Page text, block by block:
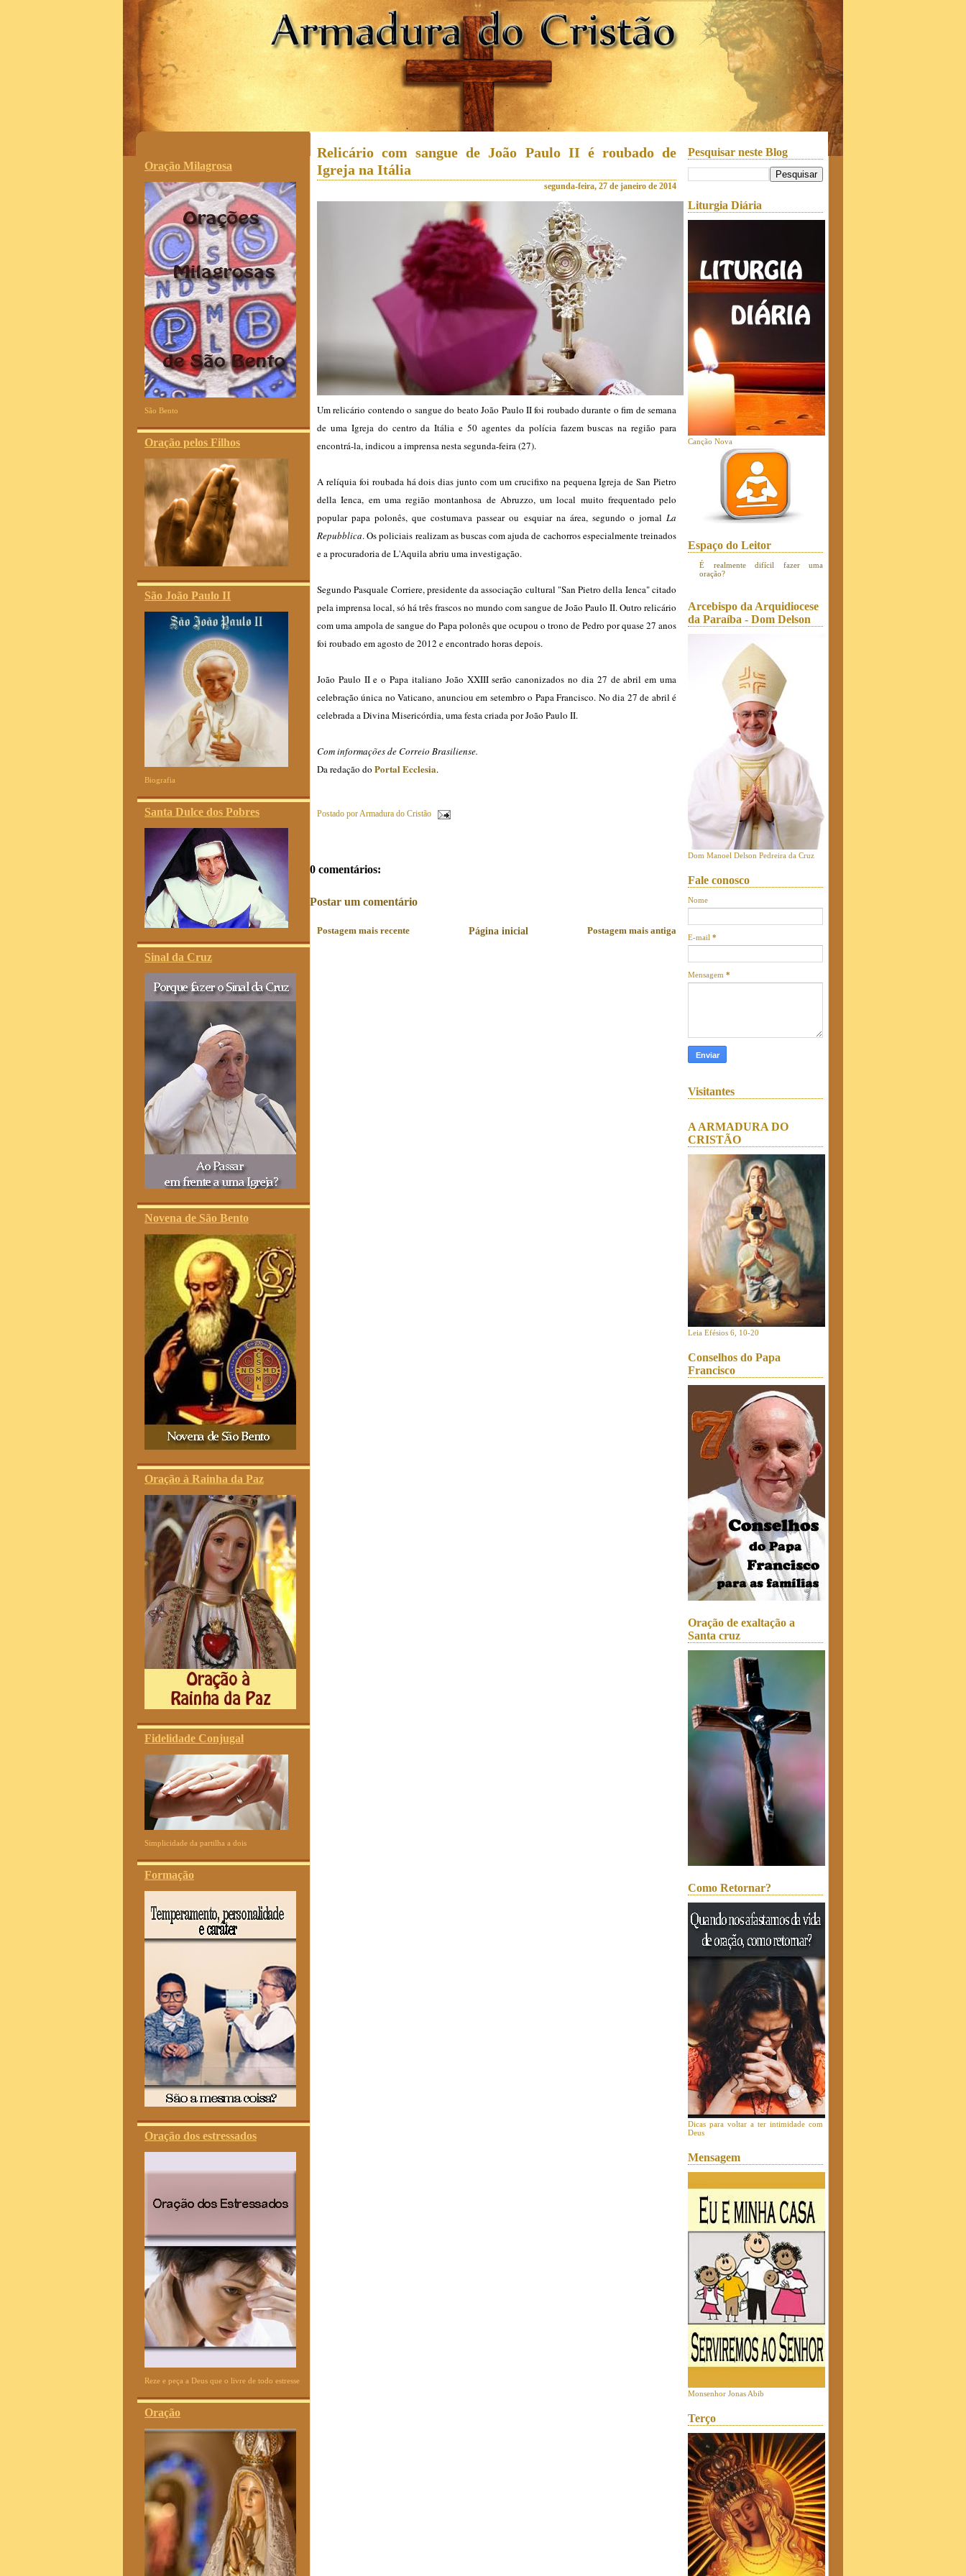
.
Oração Milagrosa
São Bento
Oração pelos Filhos
São João Paulo II
Biografia
Santa Dulce dos Pobres
Sinal da Cruz
Novena de São Bento
Oração à Rainha da Paz
Fidelidade Conjugal
Simplicidade da partilha a dois
Formação
Oração dos estressados
Reze e peça a Deus que o livre de todo estresse
Oração
Relicário com sangue de João Paulo II é roubado de
Igreja na Itália
segunda-feira, 27 de janeiro de 2014
Um relicário contendo o sangue do beato João Paulo II foi roubado durante o fim de semana
de uma Igreja do centro da Itália e 50 agentes da polícia fazem buscas na região para
encontrá-la, indicou a imprensa nesta segunda-feira (27).
A relíquia foi roubada há dois dias junto com um crucifixo na pequena Igreja de San Pietro
della Ienca, em uma região montanhosa de Abruzzo, um local muito frequentado pelo
popular papa polonês, que costumava passear ou esquiar na área, segundo o jornal La
Repubblica. Os policiais realizam as buscas com ajuda de cachorros especialmente treinados
e a procuradoria de L'Aquila abriu uma investigação.
Segundo Pasquale Corriere, presidente da associação cultural "San Pietro della Ienca" citado
pela imprensa local, só há três frascos no mundo com sangue de João Paulo II. Outro relicário
com uma ampola de sangue do Papa polonês que ocupou o trono de Pedro por quase 27 anos
foi roubado em agosto de 2012 e encontrado horas depois.
João Paulo II e o Papa italiano João XXIII serão canonizados no dia 27 de abril em uma
celebração única no Vaticano, anunciou em setembro o Papa Francisco. No dia 27 de abril é
celebrada a Divina Misericórdia, uma festa criada por João Paulo II.
Com informações de Correio Brasiliense.
Da redação do Portal Ecclesia.
Postado porArmadura do Cristão
0 comentários:
Postar um comentário
Postagem mais recente Postagem mais antiga
Página inicial
Pesquisar neste Blog
Liturgia Diária
Canção Nova
Espaço do Leitor
É realmente difícil fazer uma
oração?
Arcebispo da Arquidiocese
da Paraíba - Dom Delson
Dom Manoel Delson Pedreira da Cruz
Fale conosco
Nome
E-mail *
Mensagem *
Visitantes
A ARMADURA DO
CRISTÃO
Leia Efésios 6, 10-20
Conselhos do Papa
Francisco
Oração de exaltação a
Santa cruz
Como Retornar?
Dicas para voltar a ter intimidade com
Deus
Mensagem
Monsenhor Jonas Abib
Terço